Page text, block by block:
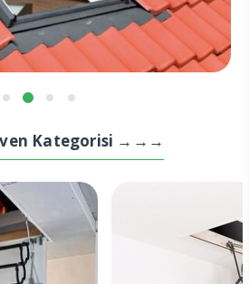
Kategorisi →→→